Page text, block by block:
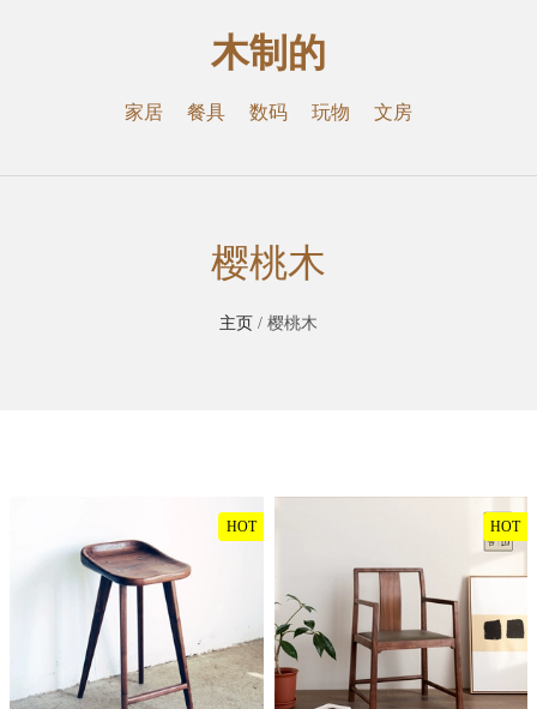
木制的
家居 餐具 数码 玩物 文房
樱桃木
主页 / 樱桃木
HOT HOT